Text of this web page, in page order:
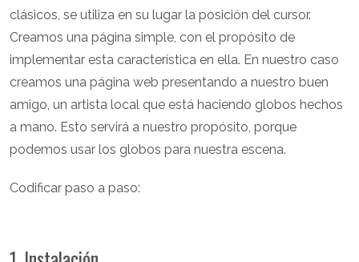
clásicos, se utiliza en su lugar la posición del cursor.
Creamos una página simple, con el propósito de
implementar esta característica en ella. En nuestro caso
creamos una página web presentando a nuestro buen
amigo, un artista local que está haciendo globos hechos
a mano. Esto servirá a nuestro propósito, porque
podemos usar los globos para nuestra escena.
Codificar paso a paso: